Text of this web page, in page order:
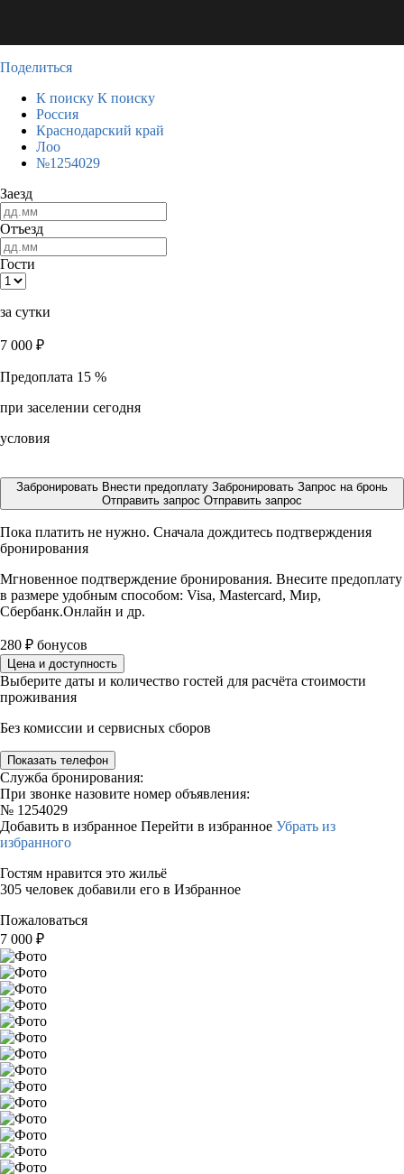
Поделиться
К поиску К поиску
Россия
Краснодарский край
Лоо
№1254029
Заезд
Отъезд
Гости
за сутки
7 000 ₽
Предоплата 15 %
при заселении сегодня
условия
Забронировать Внести предоплату Забронировать Запрос на бронь
Отправить запрос Отправить запрос
Пока платить не нужно. Сначала дождитесь подтверждения
бронирования
Мгновенное подтверждение бронирования. Внесите предоплату
в размере удобным способом: Visa, Mastercard, Мир,
Сбербанк.Онлайн и др.
280 ₽ бонусов
Цена и доступность
Выберите даты и количество гостей для расчёта стоимости
проживания
Без комиссии и сервисных сборов
Показать телефон
Служба бронирования:
При звонке назовите номер объявления:
№ 1254029
Добавить в избранное Перейти в избранное Убрать из
избранного
Гостям нравится это жильё
305 человек добавили его в Избранное
Пожаловаться
7 000 ₽